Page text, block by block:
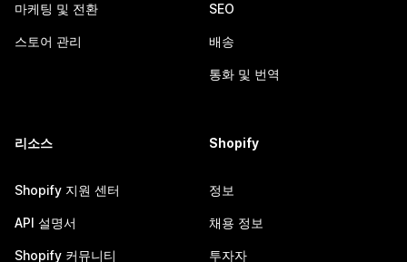
마케팅 및 전환
스토어 관리
SEO
배송
통화 및 번역
리소스
Shopify 지원 센터
API 설명서
Shopify 커뮤니티
Shopify
정보
채용 정보
투자자